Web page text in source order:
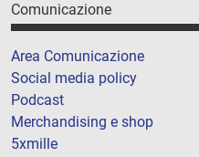
Comunicazione
Area Comunicazione
Social media policy
Podcast
Merchandising e shop
5xmille